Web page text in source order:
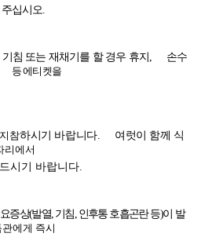
십시오.
침 또는 재채기를 할 경우 휴지 ,
손수
등 에티켓을
참하시기 바랍니다.
여럿이 함께 식
리에서
시기 바랍니다.
증상(발열, 기침, 인후통 호흡곤란 등)이 발
에게 즉시